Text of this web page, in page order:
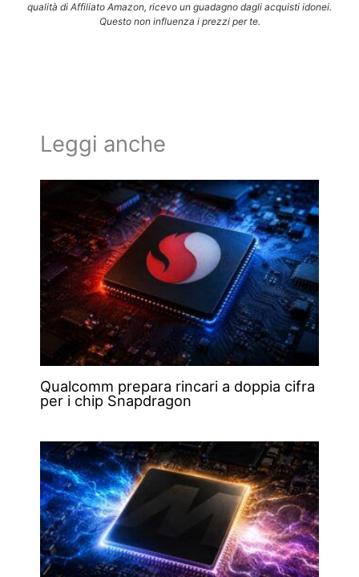
qualità di Affiliato Amazon, ricevo un guadagno dagli acquisti idonei.
Questo non influenza i prezzi per te.
Leggi anche
Qualcomm prepara rincari a doppia cifra
per i chip Snapdragon